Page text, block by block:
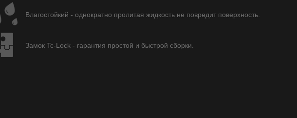
Влагостойкий - однократно пролитая жидкость не повредит поверхность.
Замок Tc-Lock - гарантия простой и быстрой сборки.